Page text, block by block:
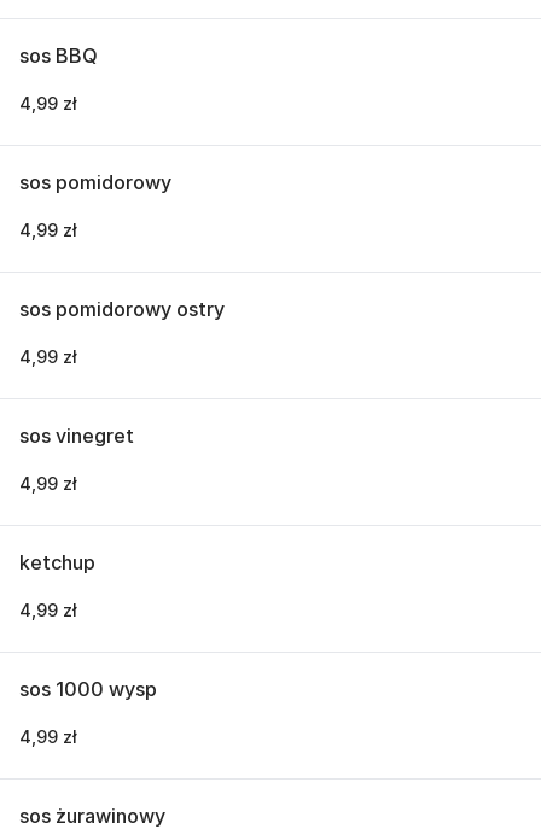
sos BBQ
4,99 zł
sos pomidorowy
4,99 zł
sos pomidorowy ostry
4,99 zł
sos vinegret
4,99 zł
ketchup
4,99 zł
sos 1000 wysp
4,99 zł
sos żurawinowy